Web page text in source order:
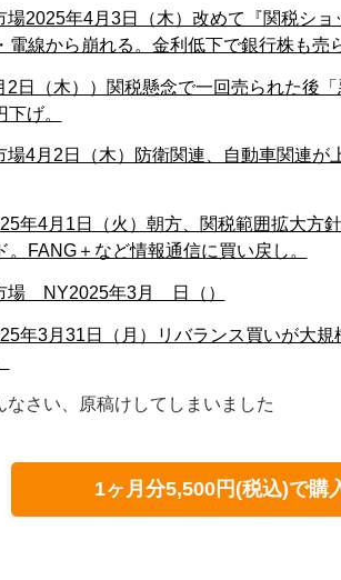
場2025年4月3日（木）改めて『関税シ
電線から崩れる。金利低下で銀行株も売
2日（木））関税懸念で一回売られた後
げ。
場4月2日（木）防衛関連、自動車関連が
年4月1日（火）朝方、関税範囲拡大方
FANG＋など情報通信に買い戻し。
場 NY2025年3月 日（）
年3月31日（月）リバランス買いが大
なさい、原稿けしてしまいました
1ヶ月分5,500円(税込)で購